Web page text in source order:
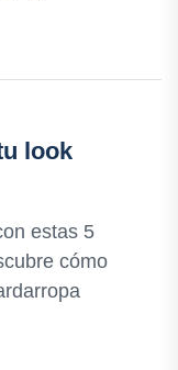
look
estas 5
cómo